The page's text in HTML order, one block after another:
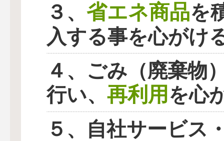
３、 省エネ商品を
入する事を心がけ
４、ごみ（廃棄物
行い、 再利用を心
５、自社サービス